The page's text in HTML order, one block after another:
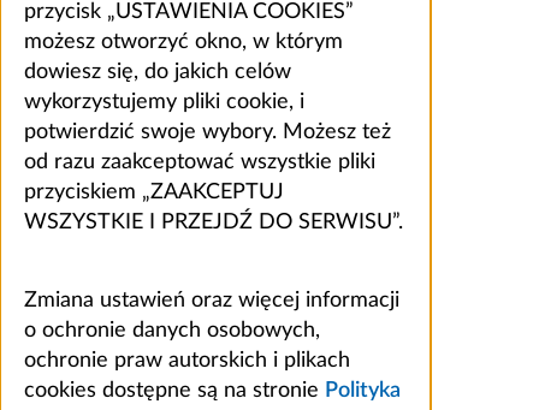
przycisk „USTAWIENIA COOKIES”
możesz otworzyć okno, w którym
dowiesz się, do jakich celów
wykorzystujemy pliki cookie, i
potwierdzić swoje wybory. Możesz też
od razu zaakceptować wszystkie pliki
przyciskiem „ZAAKCEPTUJ
WSZYSTKIE I PRZEJDŹ DO SERWISU”.
Zmiana ustawień oraz więcej informacji
o ochronie danych osobowych,
ochronie praw autorskich i plikach
cookies dostępne są na stronie Polityka